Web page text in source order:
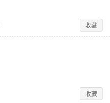
收藏
收藏